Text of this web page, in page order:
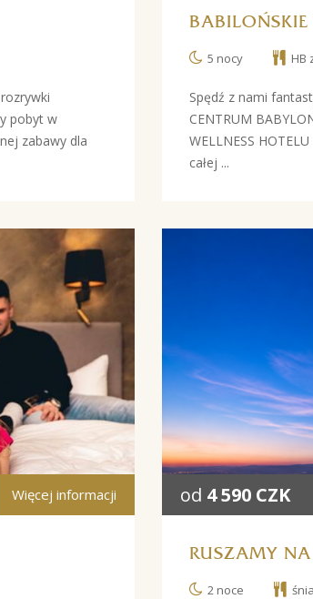
pobyt w
zabawy dla
5 nocy HB
Spędź z nami
CENTRUM
WELLNESS
całej ...
Więcej informacji od 4 590 CZK
RUSZAMY NA
2 noce